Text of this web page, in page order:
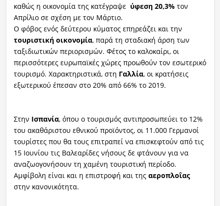
καθώς η οικονομία της κατέγραψε ύφεση 20,3%τον
Απρίλιο σε σχέση με τον Μάρτιο.
Ο φόβος ενός δεύτερου κύματος επηρεάζει και την
τουριστική οικονομία, παρά τη σταδιακή άρση των
ταξιδιωτικών περιορισμών. Φέτος το καλοκαίρι, οι
περισσότερες ευρωπαϊκές χώρες προωθούν τον εσωτερικό
τουρισμό. Χαρακτηριστικά, στη Γαλλία, οι κρατήσεις
εξωτερικού έπεσαν στο 20% από 66% το 2019.
Στην Ισπανία, όπου ο τουρισμός αντιπροσωπεύει το 12%
του ακαθάριστου εθνικού προϊόντος, οι 11.000 Γερμανοί
τουρίστες που θα τους επιτραπεί να επισκεφτούν από τις
15 Ιουνίου τις Βαλεαρίδες νήσους δε φτάνουν για να
αναζωογονήσουν τη χαμένη τουριστική περίοδο.
Αμφίβολη είναι και η επιστροφή και της αεροπλοΐας
στην κανονικότητα.